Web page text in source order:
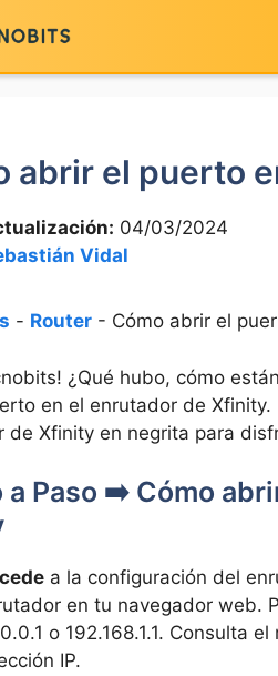
abrir el puerto
04/03/2024
Vidal
- Router - Cómo abrir el
¿Qué hubo, cómo
en el enrutador de
de Xfinity en negrita para
a Paso ➡️ Cómo⁢
a la configuración del
en tu navegador web.
o 192.168.1.1. Consulta
IP.